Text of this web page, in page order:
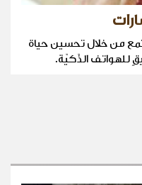
من خلال تحسين حياة
للهواتف الذّكيّة.